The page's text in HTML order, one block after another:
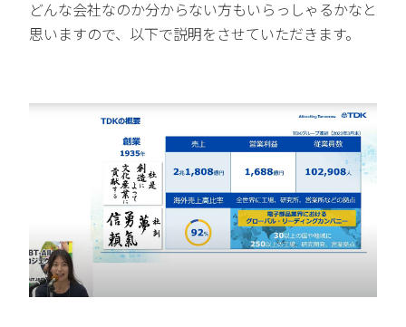
どんな会社なのか分からない方もいらっしゃるかなと
思いますので、以下で説明をさせていただきます。